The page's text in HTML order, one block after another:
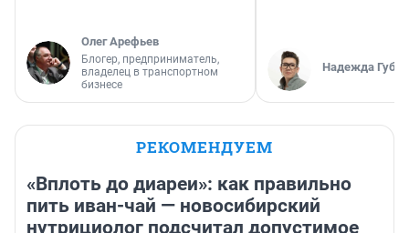
Олег Арефьев
Блогер, предприниматель,
владелец в транспортном
бизнесе
Надежда
РЕКОМЕНДУЕМ
«Вплоть до диареи»: как правильно
пить иван-чай — новосибирский
нутрициолог подсчитал допустимое